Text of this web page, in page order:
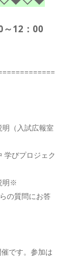
～12：00
（入試広報室
びプロジェク
明※
の質問にお答
です。参加は